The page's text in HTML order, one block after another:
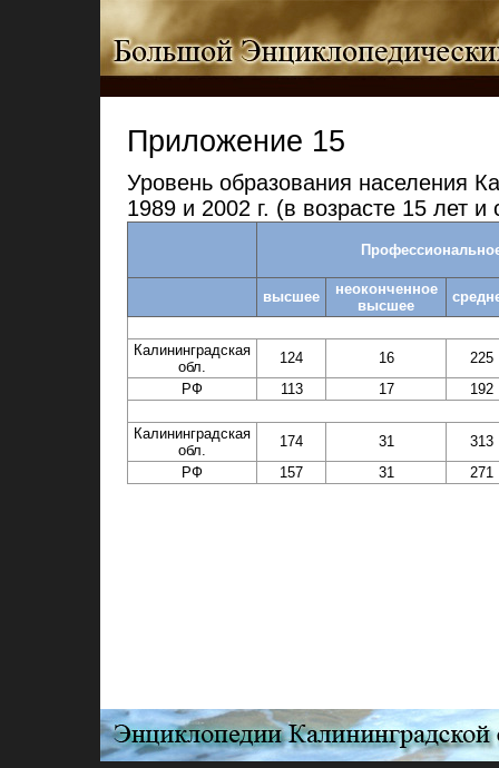
Приложение 15
Уровень образования населения
1989 и 2002 г. (в возрасте 15 лет
высшее
неоконченное
высшее
Калининградская
обл.
124 16
225
РФ
113 17 192
Калининградская
обл.
174 31
313
РФ
157 31 271